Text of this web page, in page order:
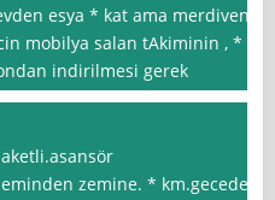
esya * kat ama merdiven
mobilya salan tAkiminin , *
indirilmesi gerek
zemine. * km.gecede